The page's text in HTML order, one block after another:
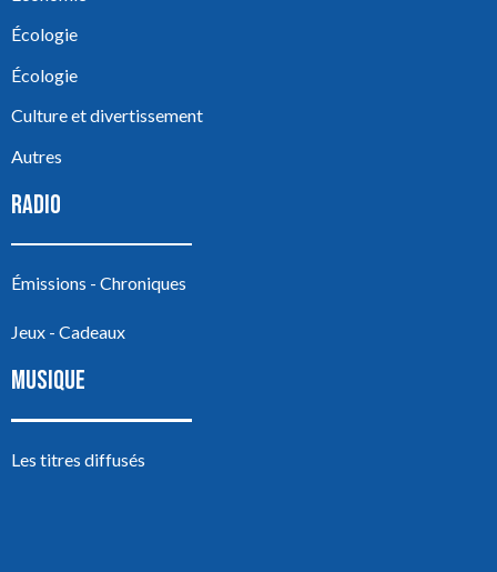
Écologie
Écologie
Culture et divertissement
Autres
RADIO
Émissions - Chroniques
Jeux - Cadeaux
MUSIQUE
Les titres diffusés